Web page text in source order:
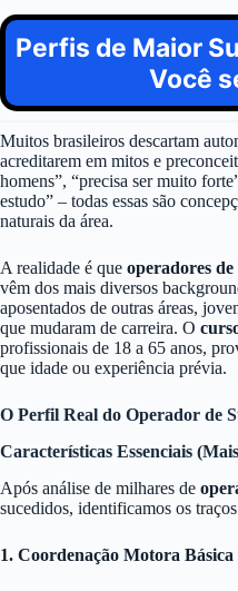
Perfis de Maior
Você
Muitos brasileiros descartam
acreditarem em mitos e
homens”, “precisa ser muito
estudo” – todas essas são
naturais da área.
A realidade é que operadores
vêm dos mais diversos
aposentados de outras áreas,
que mudaram de carreira. O
profissionais de 18 a 65 anos,
que idade ou experiência prévia.
O Perfil Real do Operador de
Características Essenciais
Após análise de milhares de
sucedidos, identificamos os
1. Coordenação Motora Básica